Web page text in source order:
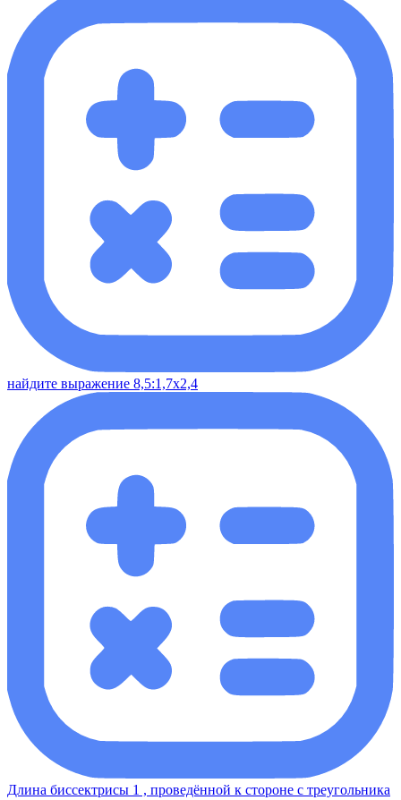
найдите выражение 8,5:1,7х2,4
Длина биссектрисы 1 , проведённой к стороне с треугольника